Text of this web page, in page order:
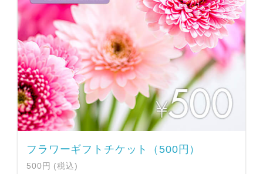
フラワーギフトチケット（500円）
500円 (税込)